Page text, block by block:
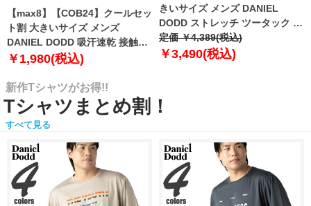
【max8】【COB24】クールセッ
ト割 大きいサイズ メンズ
DANIEL DODD 吸汗速乾 接触涼
感 Vネック 半袖 クールアンダー
2101
￥1,980(税込)
きいサイズ メンズ DANIEL
DODD ストレッチ ツータック チ
ノ パンツ チノパン テーパード
azp-210102
定価 ￥4,389(税込)
￥3,490(税込)
新作Tシャツがお得!!
Tシャツまとめ割！
すべて見る